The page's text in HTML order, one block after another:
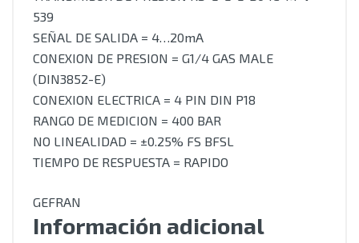
539
SEÑAL DE SALIDA = 4…20mA
CONEXION DE PRESION = G1/4 GAS MALE
(DIN3852-E)
CONEXION ELECTRICA = 4 PIN DIN P18
RANGO DE MEDICION = 400 BAR
NO LINEALIDAD = ±0.25% FS BFSL
TIEMPO DE RESPUESTA = RAPIDO
GEFRAN
Información adicional